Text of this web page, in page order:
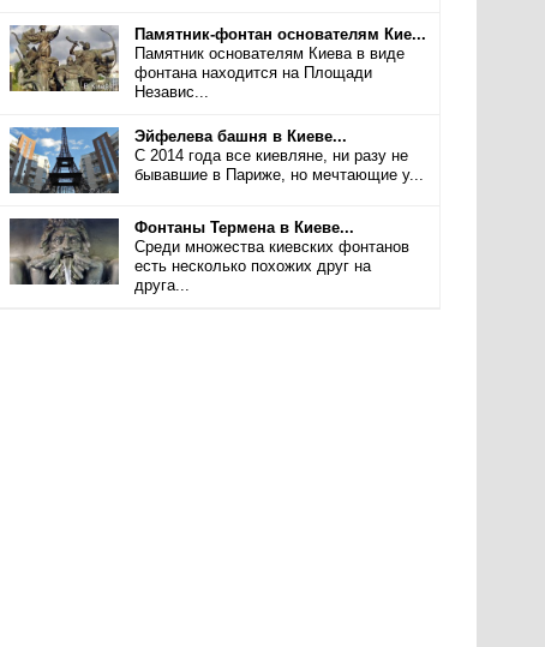
Памятник-фонтан основателям Кие...
Памятник основателям Киева в виде
фонтана находится на Площади
Независ...
Эйфелева башня в Киеве...
С 2014 года все киевляне, ни разу не
бывавшие в Париже, но мечтающие у...
Фонтаны Термена в Киеве...
Среди множества киевских фонтанов
есть несколько похожих друг на
друга...